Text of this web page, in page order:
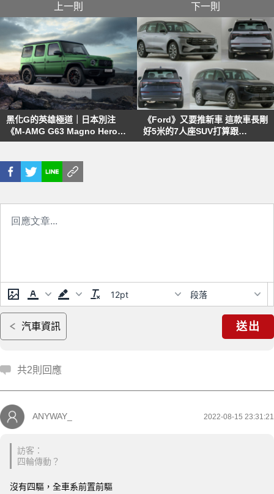
上一則
黑化G的英雄極道｜日本別注
《M-AMG G63 Magno Hero
Edition》限量發售
下一則
《Ford》又要推新車 這款車長剛
好5米的7人座SUV打算跟
《Explorer》平起平坐？
12pt 段落
汽車資訊 送出
共2則回應
ANYWAY_ 2022-08-15 23:31:21
訪客：
四輪傳動？
沒有四驅，全車系前置前驅